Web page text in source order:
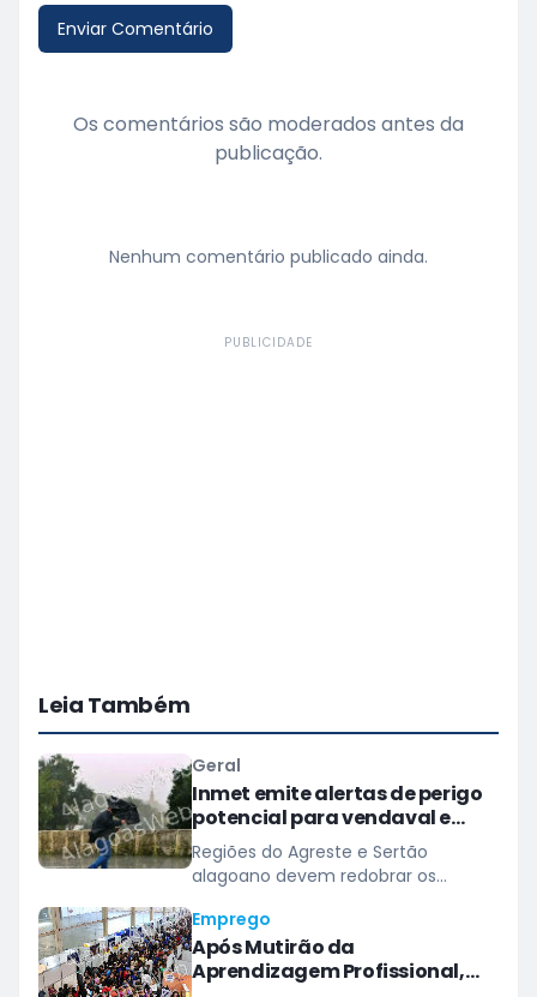
Enviar Comentário
Os comentários são moderados antes da
publicação.
Nenhum comentário publicado ainda.
PUBLICIDADE
Leia Também
Geral
Inmet emite alertas de perigo
potencial para vendaval e
baixa umidade em Alagoas
Regiões do Agreste e Sertão
alagoano devem redobrar os
km/h
Emprego
Após Mutirão da
Aprendizagem Profissional,